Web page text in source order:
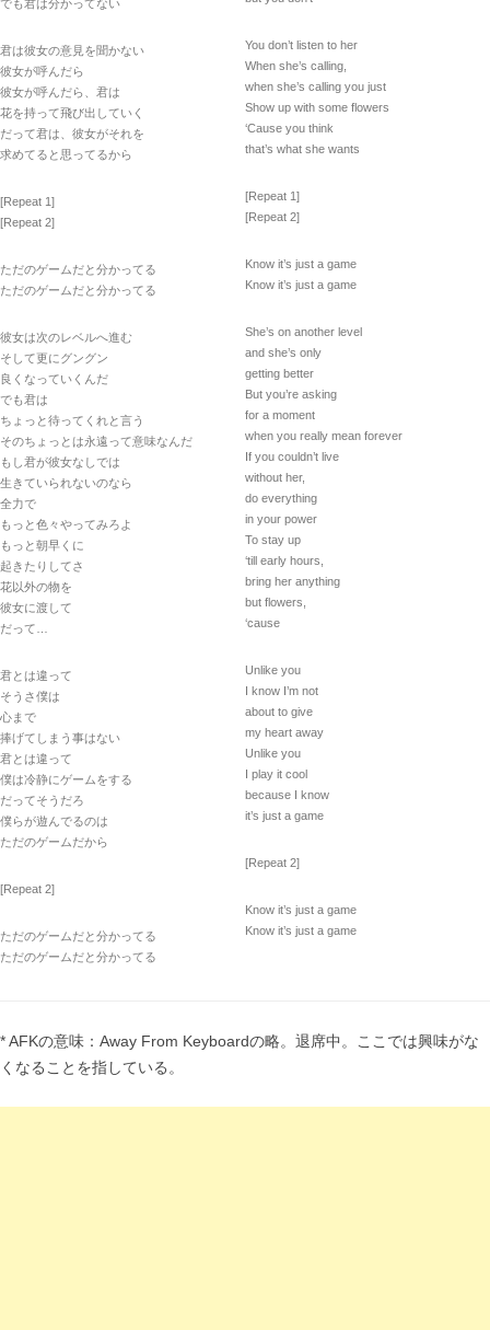
でも君は分かってない
君は彼女の意見を聞かない
彼女が呼んだら
彼女が呼んだら、君は
花を持って飛び出していく
だって君は、彼女がそれを
求めてると思ってるから
[Repeat 1]
[Repeat 2]
ただのゲームだと分かってる
ただのゲームだと分かってる
彼女は次のレベルへ進む
そして更にグングン
良くなっていくんだ
でも君は
ちょっと待ってくれと言う
そのちょっとは永遠って意味なんだ
もし君が彼女なしでは
生きていられないのなら
全力で
もっと色々やってみろよ
もっと朝早くに
起きたりしてさ
花以外の物を
彼女に渡して
だって…
君とは違って
そうさ僕は
心まで
捧げてしまう事はない
君とは違って
僕は冷静にゲームをする
だってそうだろ
僕らが遊んでるのは
ただのゲームだから
[Repeat 2]
ただのゲームだと分かってる
ただのゲームだと分かってる
You don’t listen to her
When she’s calling,
when she’s calling you just
Show up with some flowers
‘Cause you think
that’s what she wants
[Repeat 1]
[Repeat 2]
Know it’s just a game
Know it’s just a game
She’s on another level
and she’s only
getting better
But you’re asking
for a moment
when you really mean forever
If you couldn’t live
without her,
do everything
in your power
To stay up
‘till early hours,
bring her anything
but flowers,
‘cause
Unlike you
I know I’m not
about to give
my heart away
Unlike you
I play it cool
because I know
it’s just a game
[Repeat 2]
Know it’s just a game
Know it’s just a game
* AFKの意味：Away From Keyboardの略。退席中。ここでは興味がな
くなることを指している。